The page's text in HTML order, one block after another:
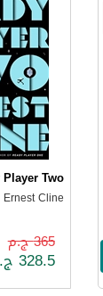
Two
Ernest Cline
365 ج.م
328.5 ج.م